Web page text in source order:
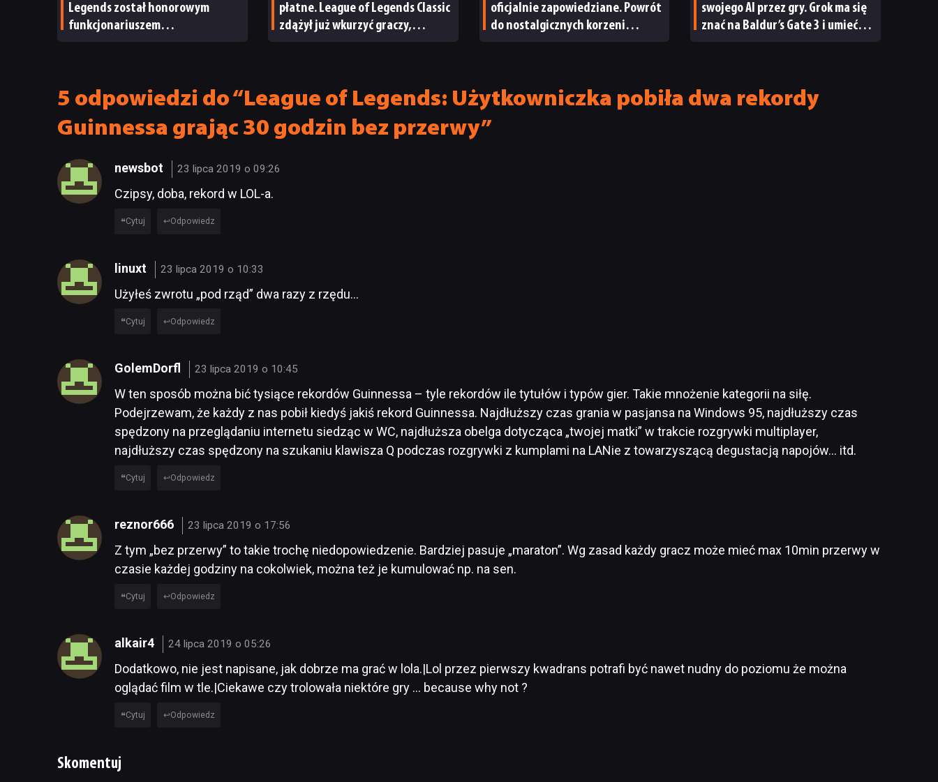
Legends został honorowym
funkcjonariuszem
płatne. League of Legends Classic
zdążył już wkurzyć graczy,
oficjalnie zapowiedziane. Powrót
do nostalgicznych korzeni
swojego AI przez gry. Grok ma się
znać na Baldur’s Gate 3 i umieć
5 odpowiedzi do “League of Legends: Użytkowniczka pobiła dwa rekordy
Guinnessa grając 30 godzin bez przerwy”
newsbot 23 lipca 2019 o 09:26
Czipsy, doba, rekord w LOL-a.
Cytuj Odpowiedz
linuxt 23 lipca 2019 o 10:33
Użyłeś zwrotu „pod rząd” dwa razy z rzędu…
Cytuj Odpowiedz
GolemDorfl 23 lipca 2019 o 10:45
W ten sposób można bić tysiące rekordów Guinnessa – tyle rekordów ile tytułów i typów gier. Takie mnożenie kategorii na siłę.
Podejrzewam, że każdy z nas pobił kiedyś jakiś rekord Guinnessa. Najdłuższy czas grania w pasjansa na Windows 95, najdłuższy czas
spędzony na przeglądaniu internetu siedząc w WC, najdłuższa obelga dotycząca „twojej matki” w trakcie rozgrywki multiplayer,
najdłuższy czas spędzony na szukaniu klawisza Q podczas rozgrywki z kumplami na LANie z towarzyszącą degustacją napojów… itd.
Cytuj Odpowiedz
reznor666 23 lipca 2019 o 17:56
Z tym „bez przerwy” to takie trochę niedopowiedzenie. Bardziej pasuje „maraton”. Wg zasad każdy gracz może mieć max 10min przerwy w
czasie każdej godziny na cokolwiek, można też je kumulować np. na sen.
Cytuj Odpowiedz
alkair4 24 lipca 2019 o 05:26
Dodatkowo, nie jest napisane, jak dobrze ma grać w lola.|Lol przez pierwszy kwadrans potrafi być nawet nudny do poziomu że można
oglądać film w tle.|Ciekawe czy trolowała niektóre gry … because why not ?
Cytuj Odpowiedz
Skomentuj